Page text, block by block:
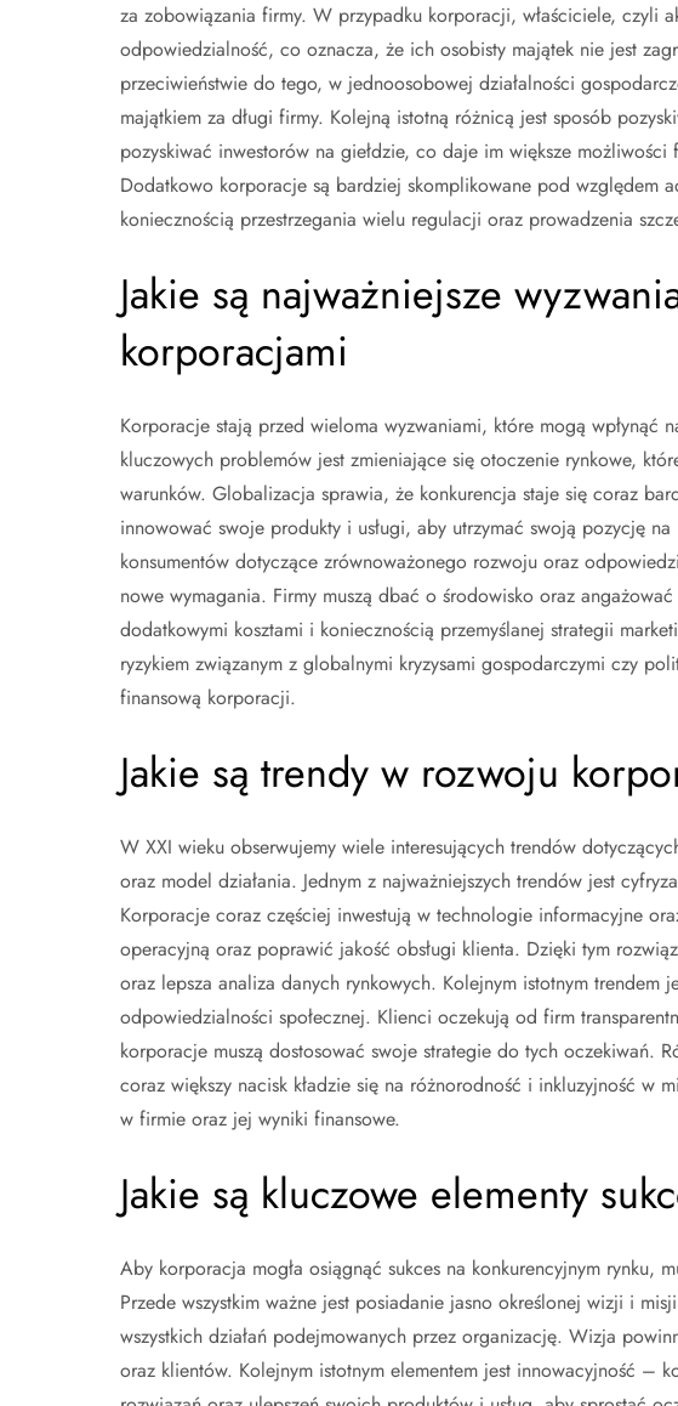
za zobowiązania firmy. W przypadku korporacji, właściciele, czyli
odpowiedzialność, co oznacza, że ich osobisty majątek nie jest
przeciwieństwie do tego, w jednoosobowej działalności
majątkiem za długi firmy. Kolejną istotną różnicą jest sposób
pozyskiwać inwestorów na giełdzie, co daje im większe możliwości
Dodatkowo korporacje są bardziej skomplikowane pod względem
koniecznością przestrzegania wielu regulacji oraz prowadzenia
Jakie są najważniejsze
korporacjami
Korporacje stają przed wieloma wyzwaniami, które mogą wpłynąć
kluczowych problemów jest zmieniające się otoczenie rynkowe,
warunków. Globalizacja sprawia, że konkurencja staje się coraz
innowować swoje produkty i usługi, aby utrzymać swoją pozycję
konsumentów dotyczące zrównoważonego rozwoju oraz
nowe wymagania. Firmy muszą dbać o środowisko oraz
dodatkowymi kosztami i koniecznością przemyślanej strategii
ryzykiem związanym z globalnymi kryzysami gospodarczymi czy
finansową korporacji.
Jakie są trendy w rozwoju
W XXI wieku obserwujemy wiele interesujących trendów
oraz model działania. Jednym z najważniejszych trendów jest
Korporacje coraz częściej inwestują w technologie informacyjne
operacyjną oraz poprawić jakość obsługi klienta. Dzięki tym
oraz lepsza analiza danych rynkowych. Kolejnym istotnym trendem
odpowiedzialności społecznej. Klienci oczekują od firm
korporacje muszą dostosować swoje strategie do tych oczekiwań.
coraz większy nacisk kładzie się na różnorodność i inkluzyjność w
w firmie oraz jej wyniki finansowe.
Jakie są kluczowe elementy
Aby korporacja mogła osiągnąć sukces na konkurencyjnym rynku,
Przede wszystkim ważne jest posiadanie jasno określonej wizji i
wszystkich działań podejmowanych przez organizację. Wizja
oraz klientów. Kolejnym istotnym elementem jest innowacyjność –